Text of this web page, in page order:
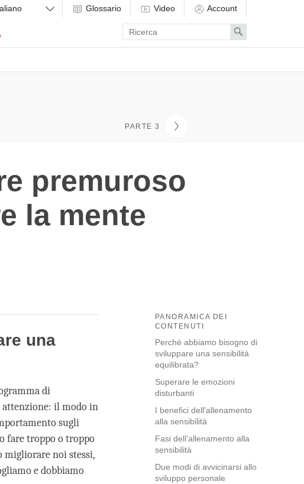
Glossario Video Account
Enter
search
term
Search
PARTE 3
premuroso
la mente
PANORAMICA DEI
CONTENUTI
Perché abbiamo bisogno di
sviluppare una sensibilità
equilibrata?
Superare le emozioni
disturbanti
I benefici dell'allenamento
alla sensibilità
Fasi dell’allenamento alla
sensibilità
Due modi di avvicinarsi allo
sviluppo personale
una
di
attenzione: il modo in
sugli
fare troppo o troppo
migliorare noi stessi,
e dobbiamo